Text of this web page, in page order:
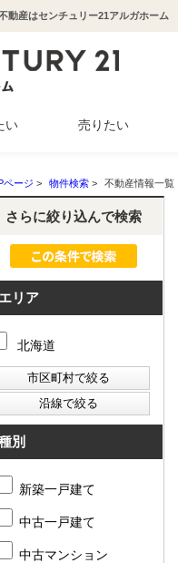
動産はセンチュリー21アルガホーム
い 売りたい
ページ > 物件検索 > 不動産情報一覧
さらに絞り込んで検索
エリア
北海道
別
新築一戸建て
中古一戸建て
中古マンション